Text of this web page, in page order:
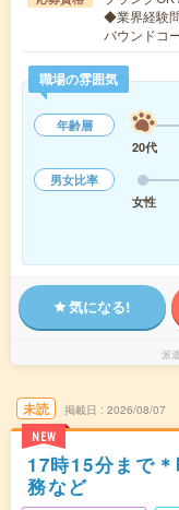
◆業界経験
バウンドコ
職場の雰囲気
年齢層
20代
男女比率
女性
気になる!
派
未読
NEW
掲載日 2026/08/07
17時15分まで
務など